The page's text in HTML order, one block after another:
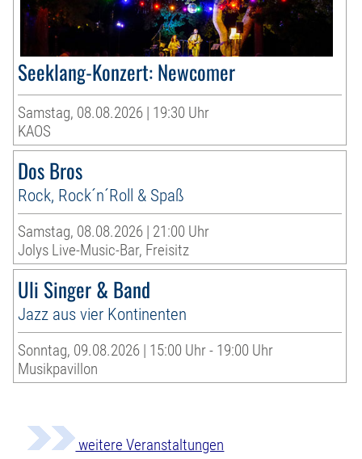
Seeklang-Konzert: Newcomer
Samstag, 08.08.2026 | 19:30 Uhr
KAOS
Dos Bros
Rock, Rock´n´Roll & Spaß
Samstag, 08.08.2026 | 21:00 Uhr
Jolys Live-Music-Bar, Freisitz
Uli Singer & Band
Jazz aus vier Kontinenten
Sonntag, 09.08.2026 | 15:00 Uhr - 19:00 Uhr
Musikpavillon
weitere Veranstaltungen